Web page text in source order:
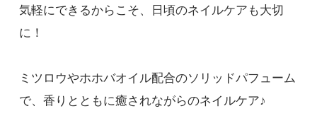
気軽にできるからこそ、日頃のネイルケアも大切
に！
ミツロウやホホバオイル配合のソリッドパフューム
で、香りとともに癒されながらのネイルケア♪